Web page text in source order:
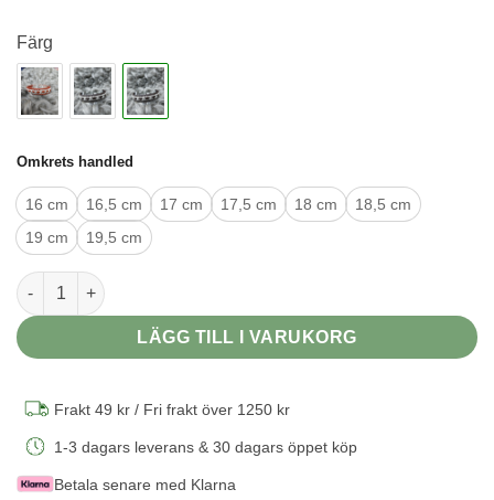
Färg
Omkrets handled
16 cm 16,5 cm 17 cm 17,5 cm 18 cm
18,5 cm
19 cm
19,5 cm
Tenntrådsarmband - Vuxen - Svart naturgarvat renskinn -
LÄGG TILL I VARUKORG
Frakt 49 kr / Fri frakt över 1250 kr
1-3 dagars leverans & 30 dagars öppet köp
Betala senare med Klarna